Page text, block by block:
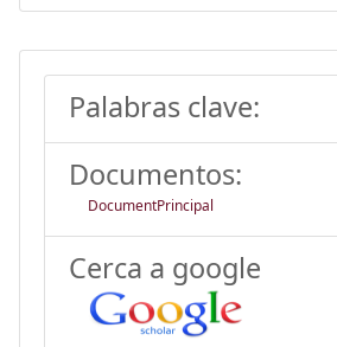
Palabras clave:
Documentos:
DocumentPrincipal
Cerca a google